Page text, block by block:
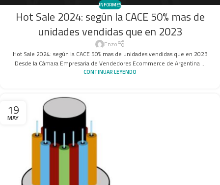
INFORMES
Hot Sale 2024: según la CACE 50% mas de
unidades vendidas que en 2023
Enzo
Hot Sale 2024: según la CACE 50% mas de unidades vendidas que en 2023
Desde la Cámara Empresaria de Vendedores Ecommerce de Argentina ...
CONTINUAR LEYENDO
19
MAY